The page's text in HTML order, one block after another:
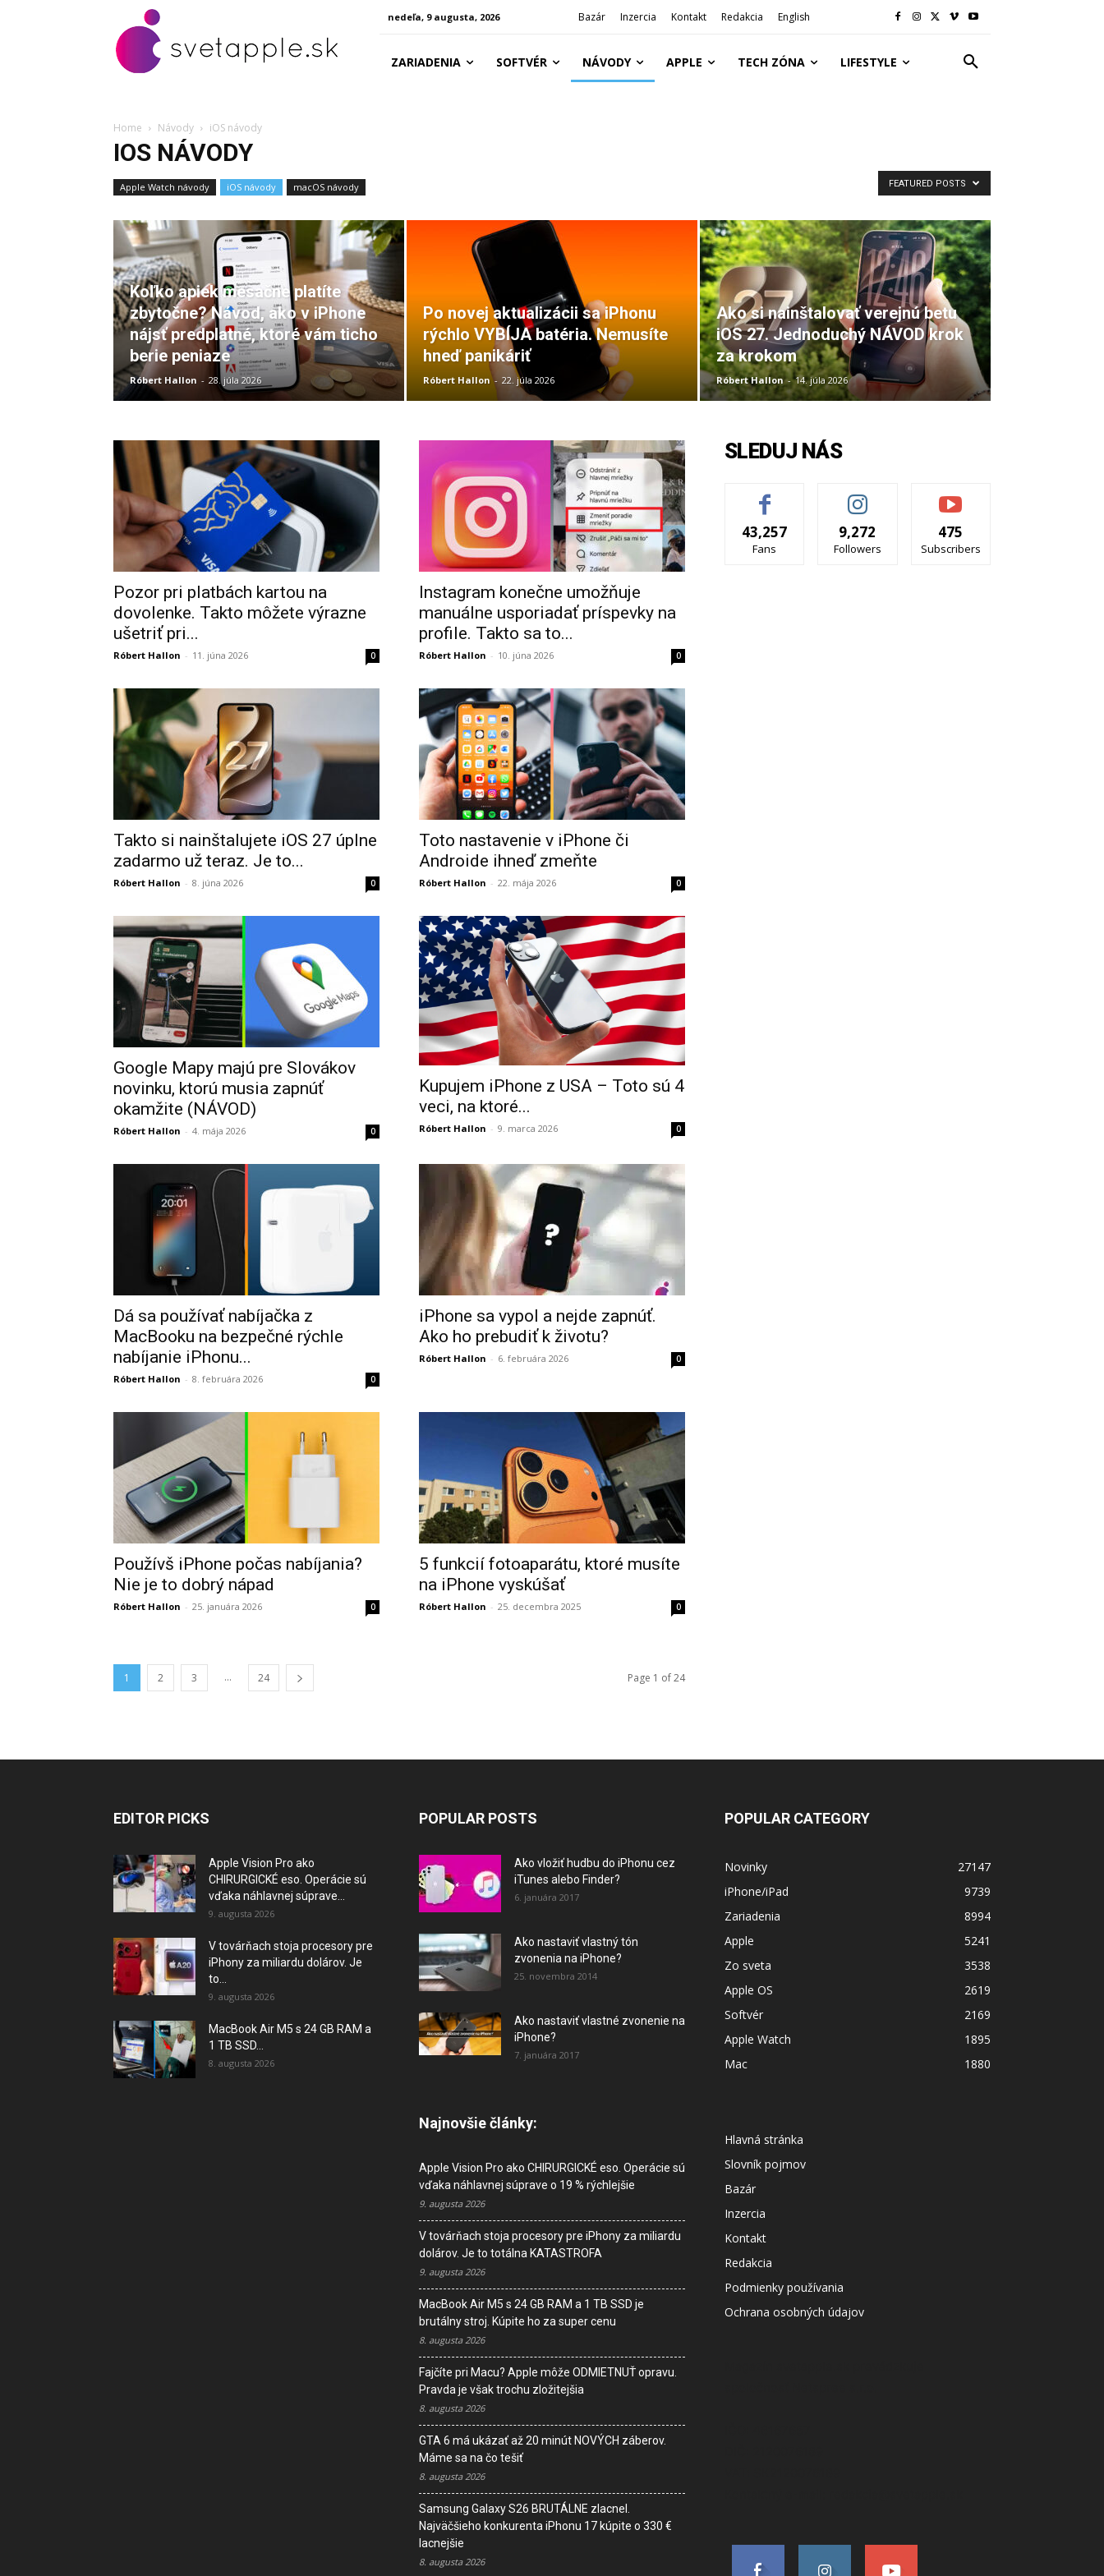
nedeľa, 9 augusta, 2026 Bazár Inzercia Kontakt Redakcia English
ZARIADENIA SOFTVÉR NÁVODY APPLE TECH ZÓNA LIFESTYLE
Home Návody iOS návody
IOS NÁVODY
Apple Watch návody iOS návody macOS návody FEATURED POSTS
Koľko apiek mesačne platíte
zbytočne? Návod, ako v iPhone
nájsť predplatné, ktoré vám ticho
berie peniaze
Róbert Hallon - 28. júla 2026
Po novej aktualizácii sa iPhonu
rýchlo VYBÍJA batéria. Nemusíte
hneď panikáriť
Róbert Hallon - 22. júla 2026
Ako si nainštalovať verejnú betu
iOS 27. Jednoduchý NÁVOD krok
za krokom
Róbert Hallon - 14. júla 2026
Pozor pri platbách kartou na
dovolenke. Takto môžete výrazne
ušetriť pri...
Róbert Hallon - 11. júna 2026 0
Instagram konečne umožňuje
manuálne usporiadať príspevky na
profile. Takto sa to...
Róbert Hallon - 10. júna 2026 0
Takto si nainštalujete iOS 27 úplne
zadarmo už teraz. Je to...
Róbert Hallon - 8. júna 2026 0
Toto nastavenie v iPhone či
Androide ihneď zmeňte
Róbert Hallon - 22. mája 2026 0
Google Mapy majú pre Slovákov
novinku, ktorú musia zapnúť
okamžite (NÁVOD)
Róbert Hallon - 4. mája 2026 0
Kupujem iPhone z USA – Toto sú 4
veci, na ktoré...
Róbert Hallon - 9. marca 2026 0
Dá sa používať nabíjačka z
MacBooku na bezpečné rýchle
nabíjanie iPhonu...
Róbert Hallon - 8. februára 2026 0
iPhone sa vypol a nejde zapnúť.
Ako ho prebudiť k životu?
Róbert Hallon - 6. februára 2026 0
Používš iPhone počas nabíjania?
Nie je to dobrý nápad
Róbert Hallon - 25. januára 2026 0
5 funkcií fotoaparátu, ktoré musíte
na iPhone vyskúšať
Róbert Hallon - 25. decembra 2025 0
1 2 3 ... 24 Page 1 of 24
SLEDUJ NÁS
43,257
Fans
9,272
Followers
475
Subscribers
EDITOR PICKS
Apple Vision Pro ako
CHIRURGICKÉ eso. Operácie sú
vďaka náhlavnej súprave...
9. augusta 2026
V továrňach stoja procesory pre
iPhony za miliardu dolárov. Je
to...
9. augusta 2026
MacBook Air M5 s 24 GB RAM a
1 TB SSD...
8. augusta 2026
POPULAR POSTS
Ako vložiť hudbu do iPhonu cez
iTunes alebo Finder?
6. januára 2017
Ako nastaviť vlastný tón
zvonenia na iPhone?
25. novembra 2014
Ako nastaviť vlastné zvonenie na
iPhone?
7. januára 2017
Najnovšie články:
Apple Vision Pro ako CHIRURGICKÉ eso. Operácie sú
vďaka náhlavnej súprave o 19 % rýchlejšie
9. augusta 2026
V továrňach stoja procesory pre iPhony za miliardu
dolárov. Je to totálna KATASTROFA
9. augusta 2026
MacBook Air M5 s 24 GB RAM a 1 TB SSD je
brutálny stroj. Kúpite ho za super cenu
8. augusta 2026
Fajčíte pri Macu? Apple môže ODMIETNUŤ opravu.
Pravda je však trochu zložitejšia
8. augusta 2026
GTA 6 má ukázať až 20 minút NOVÝCH záberov.
Máme sa na čo tešiť
8. augusta 2026
Samsung Galaxy S26 BRUTÁLNE zlacnel.
Najväčšieho konkurenta iPhonu 17 kúpite o 330 €
lacnejšie
8. augusta 2026
POPULAR CATEGORY
Novinky
27147
iPhone/iPad
9739
Zariadenia
8994
Apple
5241
Zo sveta
3538
Apple OS
2619
Softvér
2169
Apple Watch
1895
Mac
1880
Hlavná stránka
Slovník pojmov
Bazár
Inzercia
Kontakt
Redakcia
Podmienky používania
Ochrana osobných údajov